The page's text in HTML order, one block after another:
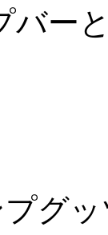
バー
グ